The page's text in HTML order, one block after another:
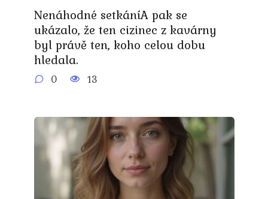
Nenáhodné setkáníA pak se
ukázalo, že ten cizinec z kavárny
byl právě ten, koho celou dobu
hledala.
0 13